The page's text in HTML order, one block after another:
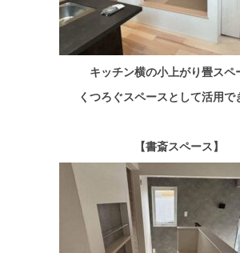
キッチン横の小上がり畳スペ
くつろぐスペースとして活用で
【書斎スペース】